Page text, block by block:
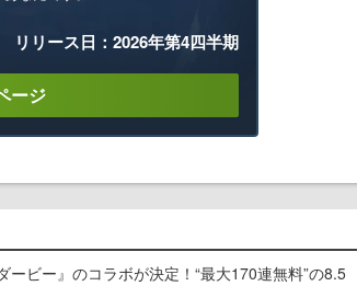
リリース日：2026年第4四半期
ージ
ービー』のコラボが決定！“最大170連無料”の8.5